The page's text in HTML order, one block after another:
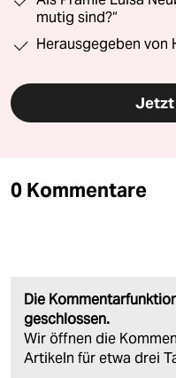
mutig sind?“
Herausgegeben von
Jetzt
0 Kommentare
Die
geschlossen.
Wir öffnen die
Artikeln für etwa drei